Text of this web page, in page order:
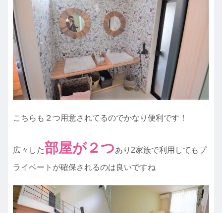
こちらも２つ用意されてるのでかなり便利です！
広々した部屋が２つあり2家族で利用してもプ
ライベートが確保されるのは良いですね